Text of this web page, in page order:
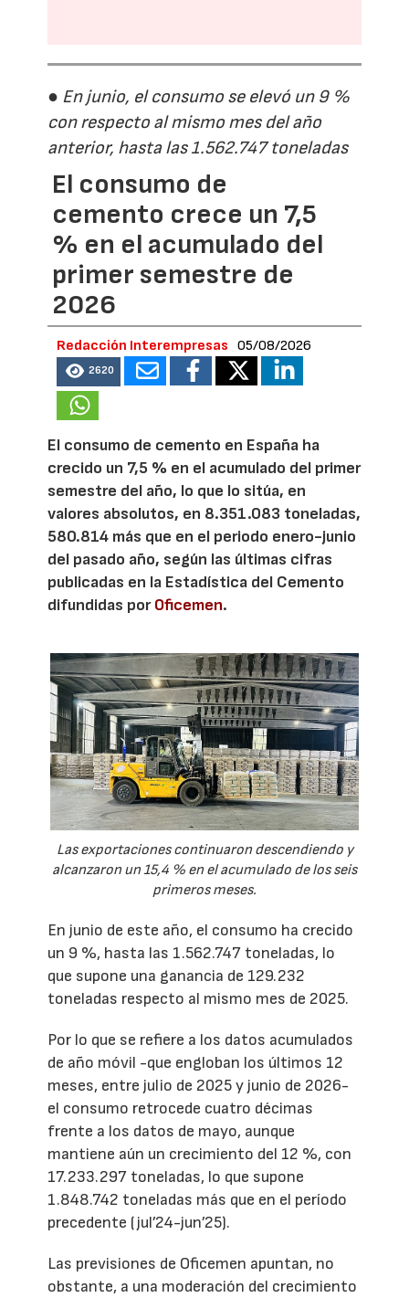
● En junio, el consumo se elevó un 9 %
con respecto al mismo mes del año
anterior, hasta las 1.562.747 toneladas
El consumo de
cemento crece un 7,5
% en el acumulado del
primer semestre de
2026
Redacción Interempresas 05/08/2026
2620
El consumo de cemento en España ha
crecido un 7,5 % en el acumulado del primer
semestre del año, lo que lo sitúa, en
valores absolutos, en 8.351.083 toneladas,
580.814 más que en el periodo enero-junio
del pasado año, según las últimas cifras
publicadas en la Estadística del Cemento
difundidas porOficemen.
Las exportaciones continuaron descendiendo y
alcanzaron un 15,4 % en el acumulado de los seis
primeros meses.
En junio de este año, el consumo ha crecido
un 9 %, hasta las 1.562.747 toneladas, lo
que supone una ganancia de 129.232
toneladas respecto al mismo mes de 2025.
Por lo que se refiere a los datos acumulados
de año móvil -que engloban los últimos 12
meses, entre julio de 2025 y junio de 2026-
el consumo retrocede cuatro décimas
frente a los datos de mayo, aunque
mantiene aún un crecimiento del 12 %, con
17.233.297 toneladas, lo que supone
1.848.742 toneladas más que en el período
precedente (jul’24-jun’25).
Las previsiones de Oficemen apuntan, no
obstante, a una moderación del crecimiento